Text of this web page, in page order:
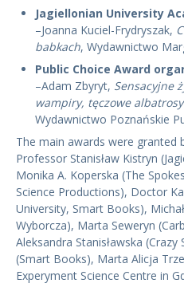
Jagiellonian University
–Joanna Kuciel-Frydryszak,
babkach, Wydawnictwo
Public Choice Award
–Adam Zbyryt, Sensacyjne
wampiry, tęczowe
Wydawnictwo Poznańskie
The main awards were granted
Professor Stanisław Kistryn
Monika A. Koperska (The
Science Productions), Doctor
University, Smart Books),
Wyborcza), Marta Seweryn
Aleksandra Stanisławska
(Smart Books), Marta Alicja
Experyment Science Centre in